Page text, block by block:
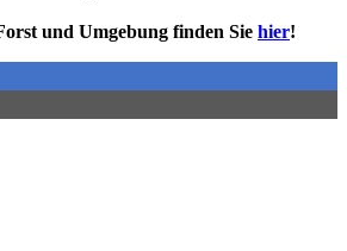
und Umgebung finden Sie hier!